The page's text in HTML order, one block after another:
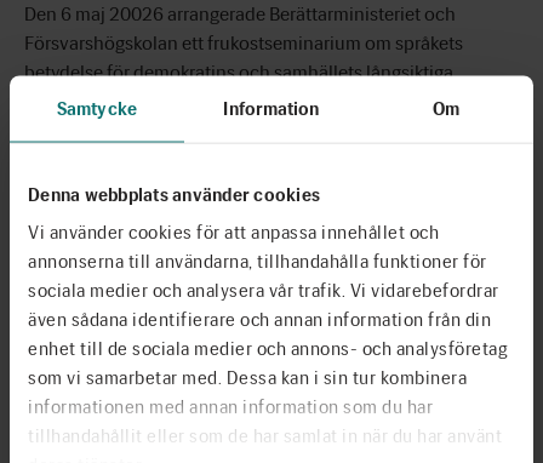
Samtycke Information Om
Denna webbplats använder cookies
Vi använder cookies för att anpassa innehållet och
annonserna till användarna, tillhandahålla funktioner för
sociala medier och analysera vår trafik. Vi vidarebefordrar
även sådana identifierare och annan information från din
enhet till de sociala medier och annons- och analysföretag
som vi samarbetar med. Dessa kan i sin tur kombinera
informationen med annan information som du har
tillhandahållit eller som de har samlat in när du har använt
Den 6 maj 20026 arrangerade Berättarministeriet och
Försvarshögskolan ett frukostseminarium om språkets
betydelse för demokratins och samhällets långsiktiga
motståndskraft. Medverkande: Parisa Liljestrand
och Dilsa Demirbag-Sten (Generalsekreterare
Språket är en grund för lärande, delaktighet och
sammanhållning – och en central del av samhällets
demokratiska infrastruktur. Förmågan att läsa, tolka och
värdera information är avgörande för att människor ska
kunna delta i samhällslivet och fatta informerade beslut.
När nästan en fjärdedel av Sveriges elever lämnar